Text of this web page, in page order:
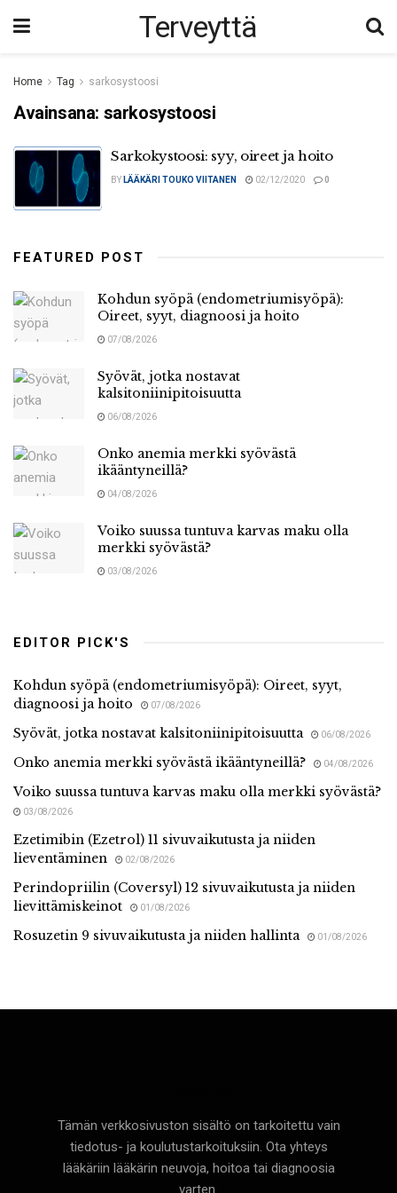
Terveyttä
Home Tag sarkosystoosi
Avainsana: sarkosystoosi
Sarkokystoosi: syy, oireet ja hoito
BY LÄÄKÄRI TOUKO VIITANEN 02/12/2020 0
FEATURED POST
Kohdun syöpä (endometriumisyöpä):
Oireet, syyt, diagnoosi ja hoito
07/08/2026
Syövät, jotka nostavat
kalsitoniinipitoisuutta
06/08/2026
Onko anemia merkki syövästä
ikääntyneillä?
04/08/2026
Voiko suussa tuntuva karvas maku olla
merkki syövästä?
03/08/2026
EDITOR PICK'S
Kohdun syöpä (endometriumisyöpä): Oireet, syyt,
diagnoosi ja hoito
07/08/2026
Syövät, jotka nostavat kalsitoniinipitoisuutta 06/08/2026
Onko anemia merkki syövästä ikääntyneillä? 04/08/2026
Voiko suussa tuntuva karvas maku olla merkki syövästä?
03/08/2026
Ezetimibin (Ezetrol) 11 sivuvaikutusta ja niiden
lieventäminen
02/08/2026
Perindopriilin (Coversyl) 12 sivuvaikutusta ja niiden
lievittämiskeinot
01/08/2026
Rosuzetin 9 sivuvaikutusta ja niiden hallinta 01/08/2026
Tämän verkkosivuston sisältö on tarkoitettu vain
tiedotus- ja koulutustarkoituksiin. Ota yhteys
lääkäriin lääkärin neuvoja, hoitoa tai diagnoosia
varten.